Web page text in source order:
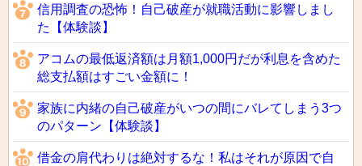
信用調査の恐怖！自己破産が就職活動に影響しまし
た【体験談】
アコムの最低返済額は月額1,000円だが利息を含めた
総支払額はすごい金額に！
家族に内緒の自己破産がいつの間にバレてしまう3つ
のパターン【体験談】
借金の肩代わりは絶対するな！私はそれが原因で自